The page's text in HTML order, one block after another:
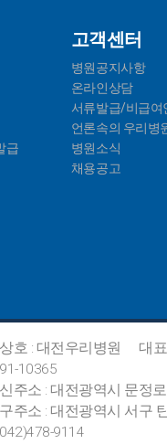
급
고객센터
병원공지사항
온라인상담
서류발급/비급여
언론속의 우리병
병원소식
채용공고
상호 : 대전우리병원
대
91-10365
신주소 : 대전광역시 문정
구주소 : 대전광역시 서구
042)478-9114